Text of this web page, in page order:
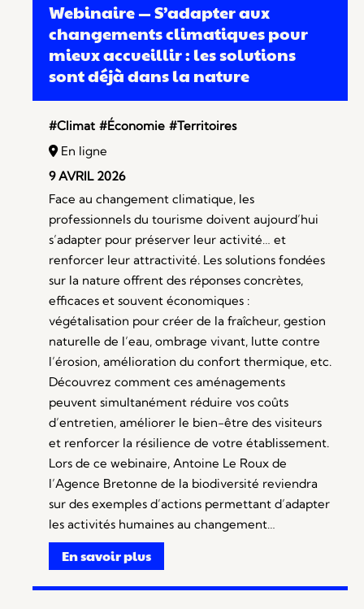
Webinaire — S’adapter aux
changements climatiques pour
mieux accueillir : les solutions
sont déjà dans la nature
#Climat #Économie #Territoires
En ligne
9 AVRIL 2026
Face au changement climatique, les
professionnels du tourisme doivent aujourd’hui
s’adapter pour préserver leur activité… et
renforcer leur attractivité. Les solutions fondées
sur la nature offrent des réponses concrètes,
efficaces et souvent économiques :
végétalisation pour créer de la fraîcheur, gestion
naturelle de l’eau, ombrage vivant, lutte contre
l’érosion, amélioration du confort thermique, etc.
Découvrez comment ces aménagements
peuvent simultanément réduire vos coûts
d’entretien, améliorer le bien-être des visiteurs
et renforcer la résilience de votre établissement.
Lors de ce webinaire, Antoine Le Roux de
l’Agence Bretonne de la biodiversité reviendra
sur des exemples d’actions permettant d’adapter
les activités humaines au changement…
En savoir plus